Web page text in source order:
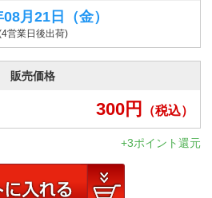
月21日 （金）
営業日後出荷)
販売価格
300円 （税込）
+3ポイント還元